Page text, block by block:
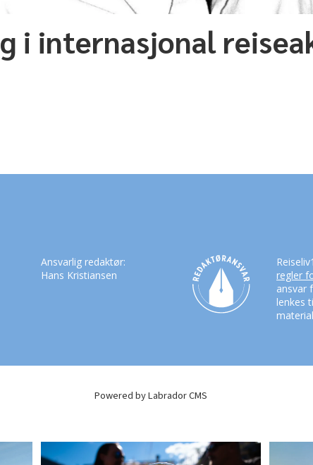
i internasjonal
Ansvarlig redaktør:
Hans Kristiansen
regler
ansvar
lenkes
Powered by Labrador CMS